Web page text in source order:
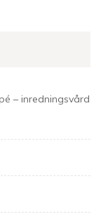
– inredningsvård